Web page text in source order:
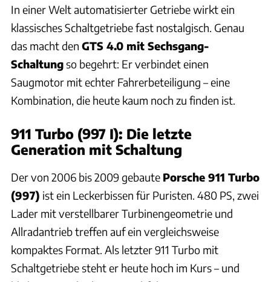
In einer Welt automatisierter Getriebe wirkt ein
klassisches Schaltgetriebe fast nostalgisch. Genau
das macht den GTS 4.0 mit Sechsgang-
Schaltungso begehrt: Er verbindet einen
Saugmotor mit echter Fahrerbeteiligung – eine
Kombination, die heute kaum noch zu finden ist.
911 Turbo (997 I): Die letzte
Generation mit Schaltung
Der von 2006 bis 2009 gebaute Porsche 911 Turbo
(997) ist ein Leckerbissen für Puristen. 480 PS, zwei
Lader mit verstellbarer Turbinengeometrie und
Allradantrieb treffen auf ein vergleichsweise
kompaktes Format. Als letzter 911 Turbo mit
Schaltgetriebe steht er heute hoch im Kurs – und